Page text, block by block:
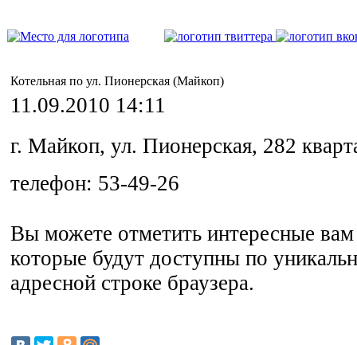
Котельная по ул. Пионерская (Майкоп)
11.09.2010 14:11
г. Майкоп, ул. Пионерская, 282
телефон: 53-49-26
Вы можете отметить интересные
которые будут доступны по
адресной строке браузера.